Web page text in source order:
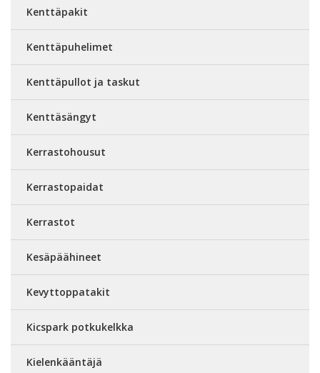
Kenttäpakit
Kenttäpuhelimet
Kenttäpullot ja taskut
Kenttäsängyt
Kerrastohousut
Kerrastopaidat
Kerrastot
Kesäpäähineet
Kevyttoppatakit
Kicspark potkukelkka
Kielenkääntäjä